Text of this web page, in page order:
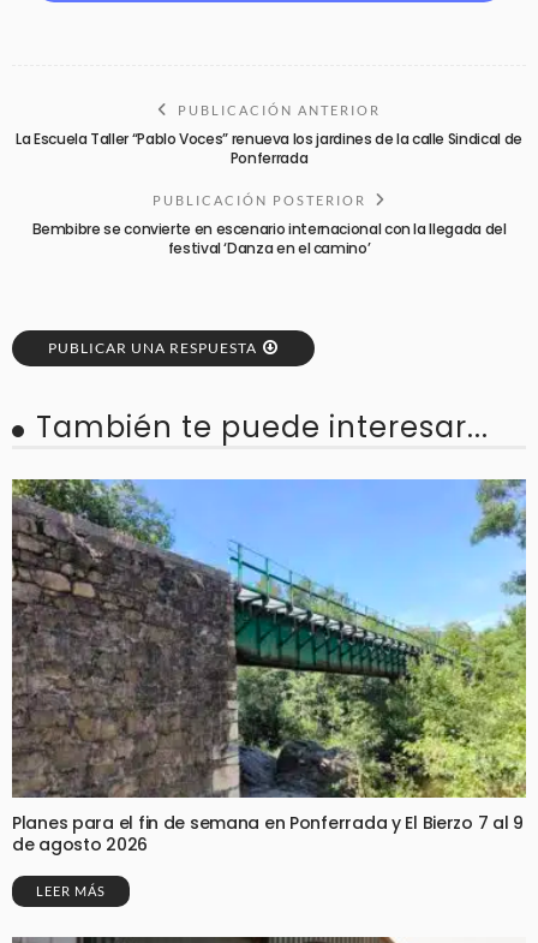
PUBLICACIÓN ANTERIOR
La Escuela Taller “Pablo Voces” renueva los jardines de la calle Sindical de
Ponferrada
PUBLICACIÓN POSTERIOR
Bembibre se convierte en escenario internacional con la llegada del
festival ‘Danza en el camino’
PUBLICAR UNA RESPUESTA
También te puede interesar...
Planes para el fin de semana en Ponferrada y El Bierzo 7 al 9
de agosto 2026
LEER MÁS